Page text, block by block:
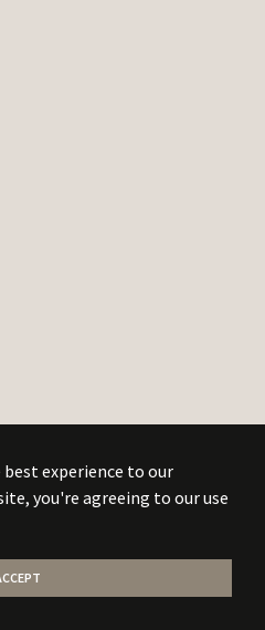
best experience to our
you're agreeing to our use